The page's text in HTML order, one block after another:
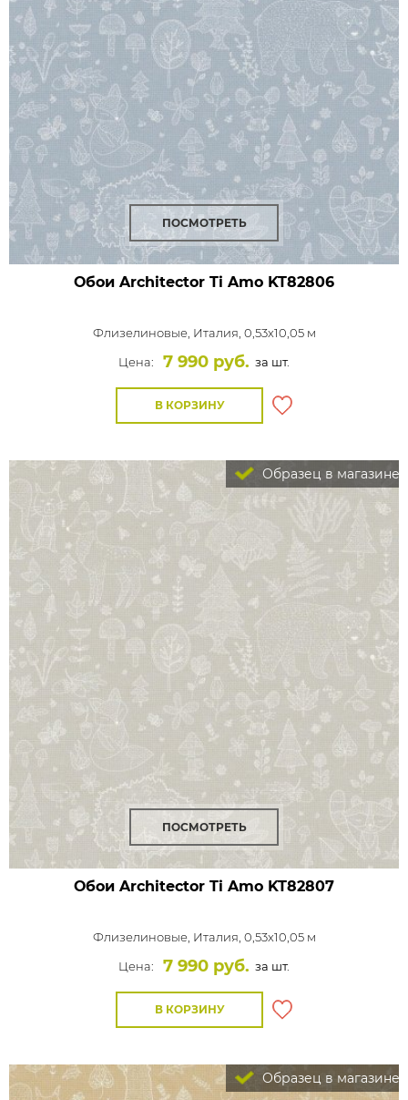
ПОСМОТРЕТЬ
Обои Architector Ti Amo KT82806
Флизелиновые, Италия, 0,53x10,05 м
Цена:
7 990 руб. за шт.
В КОРЗИНУ
Образец в магазине
ПОСМОТРЕТЬ
Обои Architector Ti Amo KT82807
Флизелиновые, Италия, 0,53x10,05 м
Цена:
7 990 руб. за шт.
В КОРЗИНУ
Образец в магазине